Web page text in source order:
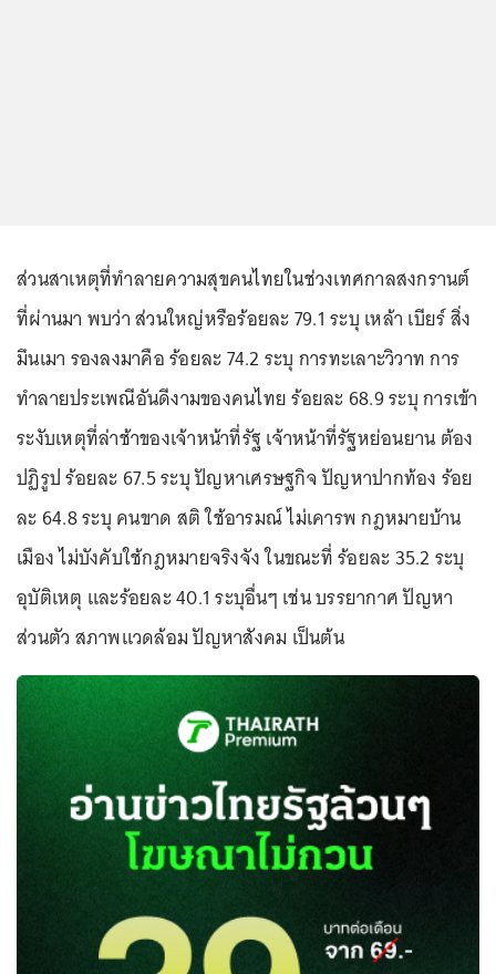
ส่วนสาเหตุที่ทำลายความสุขคนไทยในช่วงเทศกาลสงกรานต์
ที่ผ่านมา พบว่า ส่วนใหญ่หรือร้อยละ 79.1 ระบุ เหล้า เบียร์ สิ่ง
มึนเมา รองลงมาคือ ร้อยละ 74.2 ระบุ การทะเลาะวิวาท การ
ทำลายประเพณีอันดีงามของคนไทย ร้อยละ 68.9 ระบุ การเข้า
ระงับเหตุที่ล่าช้าของเจ้าหน้าที่รัฐ เจ้าหน้าที่รัฐหย่อนยาน ต้อง
ปฏิรูป ร้อยละ 67.5 ระบุ ปัญหาเศรษฐกิจ ปัญหาปากท้อง ร้อย
ละ 64.8 ระบุ คนขาด สติ ใช้อารมณ์ ไม่เคารพ กฎหมายบ้าน
เมือง ไม่บังคับใช้กฎหมายจริงจัง ในขณะที่ ร้อยละ 35.2 ระบุ
อุบัติเหตุ และร้อยละ 40.1 ระบุอื่นๆ เช่น บรรยากาศ ปัญหา
ส่วนตัว สภาพแวดล้อม ปัญหาสังคม เป็นต้น